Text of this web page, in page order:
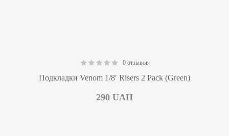
0 отзывов
Подкладки Venom 1/8′ Risers 2 Pack (Green)
290 UAH